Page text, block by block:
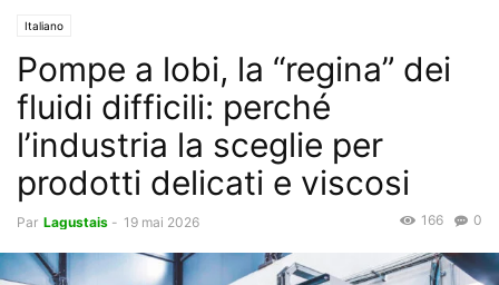
Italiano
Pompe a lobi, la “regina” dei
fluidi difficili: perché
l’industria la sceglie per
prodotti delicati e viscosi
Par Lagustais - 19 mai 2026 0
166